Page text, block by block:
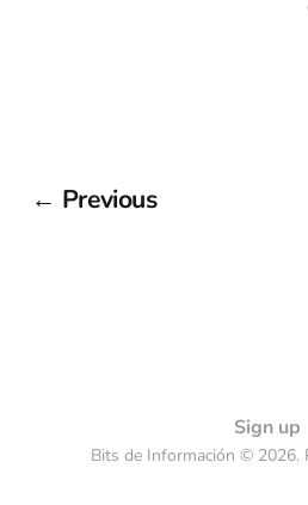
← Previous
Sign up
Bits de Información © 2026.